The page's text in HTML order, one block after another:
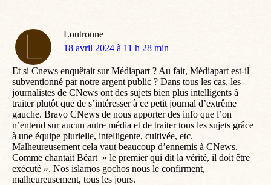
Loutronne
dit
18 avril 2024 à 11 h 28 min
Et si Cnews enquêtait sur Médiapart ? Au fait, Médiapart est-il
subventionné par notre argent public ? Dans tous les cas, les
journalistes de CNews ont des sujets bien plus intelligents à
traiter plutôt que de s’intéresser à ce petit journal d’extrême
gauche. Bravo CNews de nous apporter des info que l’on
n’entend sur aucun autre média et de traiter tous les sujets grâce
à une équipe plurielle, intelligente, cultivée, etc.
Malheureusement cela vaut beaucoup d’ennemis à CNews.
Comme chantait Béart » le premier qui dit la vérité, il doit être
exécuté ». Nos islamos gochos nous le confirment,
malheureusement, tous les jours.